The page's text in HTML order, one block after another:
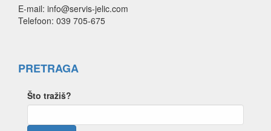
E-mail: info@servis-jelic.com
Telefoon: 039 705-675
PRETRAGA
Što tražiš?